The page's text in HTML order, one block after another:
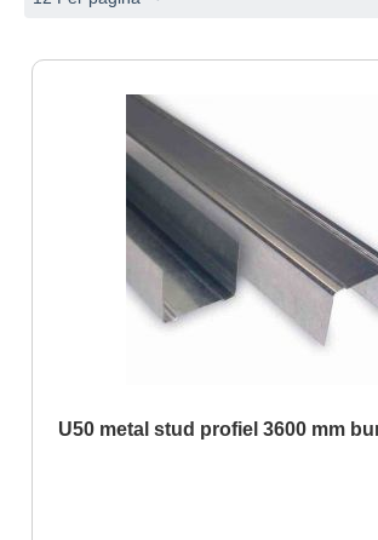
U50 metal stud profiel 3600 mm